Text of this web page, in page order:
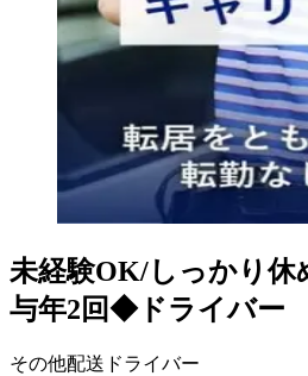
未経験OK/しっかり休
与年2回◆ドライバー
その他配送ドライバー